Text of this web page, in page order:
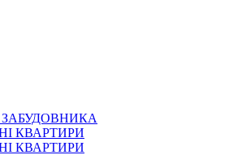
ЗАБУДОВНИКА
КВАРТИРИ
КВАРТИРИ